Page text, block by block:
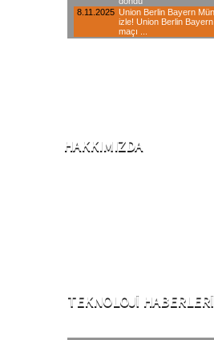
HAKKIMIZDA
TEKNOLOJI HABERLERI